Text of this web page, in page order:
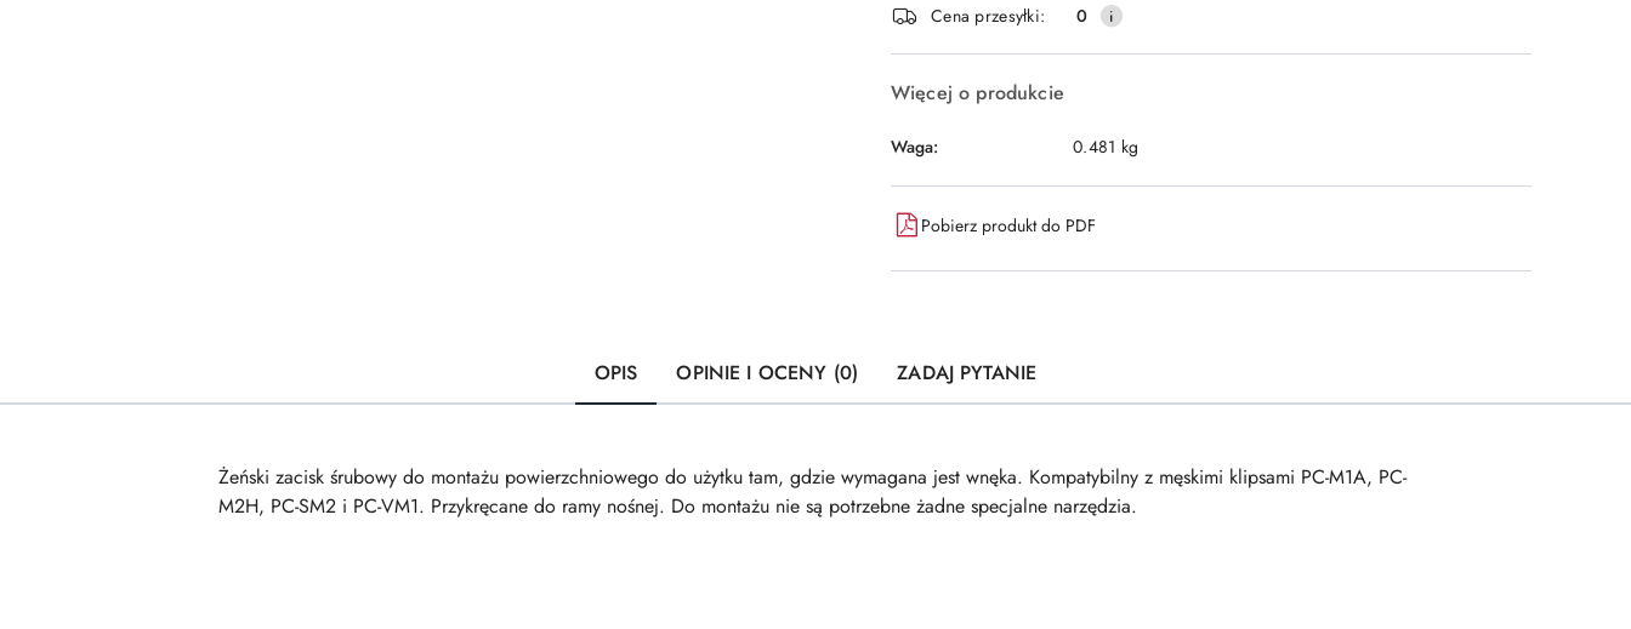
dostawa
Cena przesyłki:
0
Więcej o produkcie
Waga: 0.481 kg
Pobierz produkt do PDF
OPIS OPINIE I OCENY (0) ZADAJ PYTANIE
Żeński zacisk śrubowy do montażu powierzchniowego do użytku tam, gdzie wymagana jest wnęka. Kompatybilny z męskimi klipsami PC-M1A, PC-
M2H, PC-SM2 i PC-VM1. Przykręcane do ramy nośnej. Do montażu nie są potrzebne żadne specjalne narzędzia.